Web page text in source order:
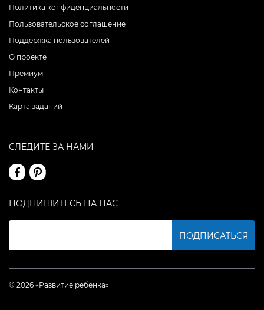
Политика конфиденциальности
Пользовательское соглашение
Поддержка пользователей
О проекте
Премиум
Контакты
Карта заданий
СЛЕДИТЕ ЗА НАМИ
ПОДПИШИТЕСЬ НА НАС
ПОДПИСАТЬСЯ
© 2026 «Развитие ребенка»